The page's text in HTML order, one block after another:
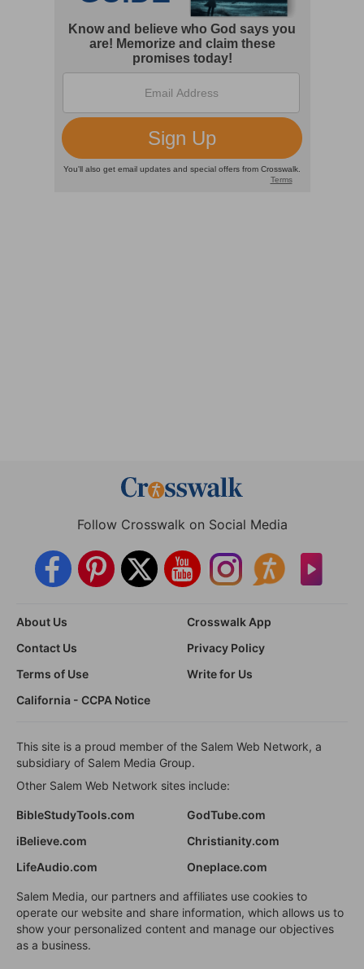
Follow Crosswalk on Social Media
About Us
Crosswalk App
Contact Us
Privacy Policy
Terms of Use
Write for Us
California - CCPA Notice
This site is a proud member of the Salem Web Network, a
subsidiary of Salem Media Group.
Other Salem Web Network sites include:
BibleStudyTools.com
GodTube.com
iBelieve.com
Christianity.com
LifeAudio.com
Oneplace.com
Salem Media, our partners and affiliates use cookies to
operate our website and share information, which allows us to
show your personalized content and manage our objectives
as a business.